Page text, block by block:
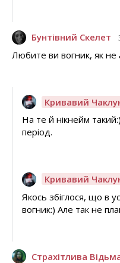
Бунтівний Скелет
Любите ви вогник, як
Кривавий
На те й нікнейм
період.
Кривавий
Якось збіглося, що в
вогник:) Але так не
Страхітлива